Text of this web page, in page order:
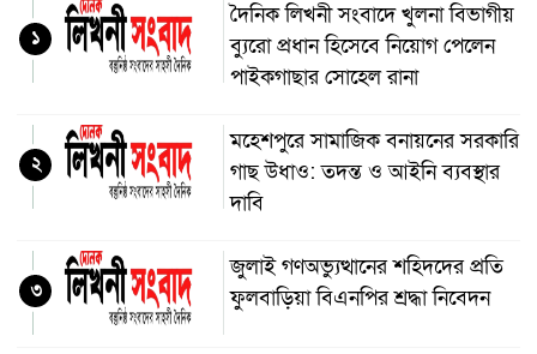
দৈনিক লিখনী সংবাদে খুলনা বিভাগীয়
ব্যুরো প্রধান হিসেবে নিয়োগ পেলেন
পাইকগাছার সোহেল রানা
১
মহেশপুরে সামাজিক বনায়নের সরকারি
গাছ উধাও: তদন্ত ও আইনি ব্যবস্থার
দাবি
২
জুলাই গণঅভ্যুত্থানের শহিদদের প্রতি
ফুলবাড়িয়া বিএনপির শ্রদ্ধা নিবেদন
৩